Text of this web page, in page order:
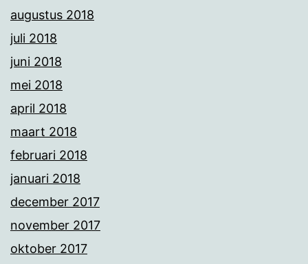
augustus 2018
juli 2018
juni 2018
mei 2018
april 2018
maart 2018
februari 2018
januari 2018
december 2017
november 2017
oktober 2017